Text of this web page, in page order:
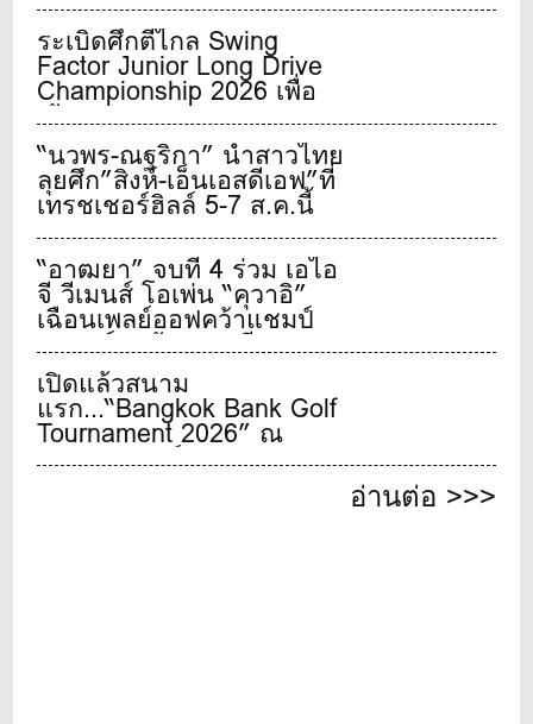
ระเบิดศึกตีไกล Swing
Factor Junior Long Drive
Championship 2026 เพื่อ
เฟ้นหาสุดยอดเยาวชนจอม
พลังตีไกลชาวไทย
“นวพร-ณฐริกา” นำสาวไทย
ลุยศึก”สิงห์-เอ็นเอสดีเอฟ”ที่
เทรชเชอร์ฮิลล์ 5-7 ส.ค.นี้
“อาฒยา” จบที่ 4 ร่วม เอไอ
จี วีเมนส์ โอเพ่น “คุวาอิ”
เฉือนเพลย์ออฟคว้าแชมป์
เมเจอร์สุดท้ายของปี
เปิดแล้วสนาม
แรก...“Bangkok Bank Golf
Tournament 2026” ณ
บางกอก กอล์ฟ คลับ
อ่านต่อ >>>